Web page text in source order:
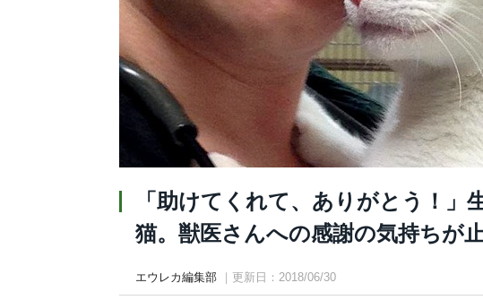
「助けてくれて、ありがとう！」
猫。獣医さんへの感謝の気持ちが
エウレカ編集部 ｜更新日：2018/06/30